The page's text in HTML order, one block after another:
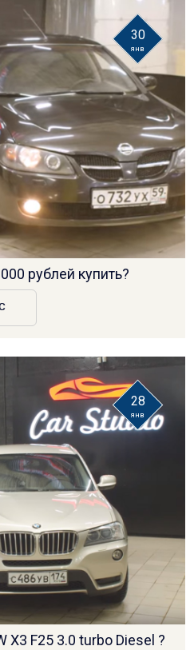
30
янв
рублей купить?
28
янв
X3 F25 3.0 turbo Diesel ?